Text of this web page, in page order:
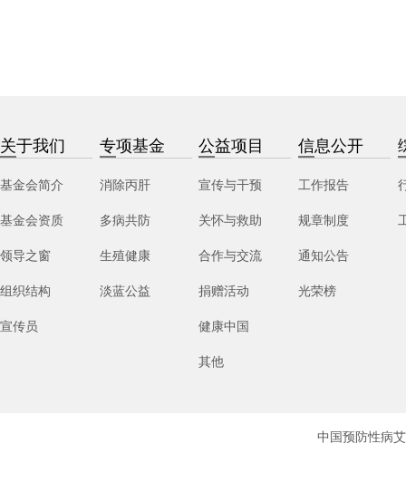
关于我们
基金会简介
基金会资质
领导之窗
组织结构
宣传员
专项基金
消除丙肝
多病共防
生殖健康
淡蓝公益
公益项目
宣传与干预
关怀与救助
合作与交流
捐赠活动
健康中国
其他
信息公开
工作报告
规章制度
通知公告
光荣榜
中国预防性病